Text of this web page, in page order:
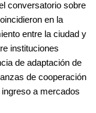
conversatorio sobre
en la
entre la ciudad y
instituciones
de adaptación de
de cooperación
a mercados